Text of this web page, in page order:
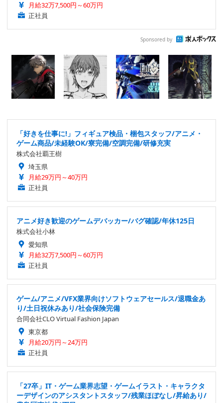
月給32万7,500円～60万円
正社員
Sponsored by
「好きを仕事に!」フィギュア検品・梱包スタッフ/アニメ・
ゲーム商品/未経験OK/寮完備/空調完備/研修充実
株式会社覇王樹
埼玉県
月給29万円～40万円
正社員
アニメ好き歓迎のゲームデバッカー/バグ確認/年休125日
株式会社小林
愛知県
月給32万7,500円～60万円
正社員
ゲーム/アニメ/VFX業界向けソフトウェアセールス/退職金あ
り/土日祝休みあり/社会保険完備
合同会社CLO Virtual Fashion Japan
東京都
月給20万円～24万円
正社員
「27卒」IT・ゲーム業界志望・ゲームイラスト・キャラクタ
ーデザインのアシスタントスタッフ/残業ほぼなし/昇給あり/